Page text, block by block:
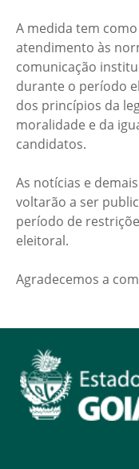
A medida tem
atendimento às
comunicação
durante o período
dos princípios da
moralidade e da
candidatos.
As notícias e
voltarão a ser
período de
eleitoral.
Agradecemos a